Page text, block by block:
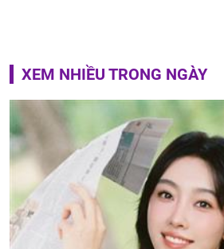
XEM NHIỀU TRONG NGÀY